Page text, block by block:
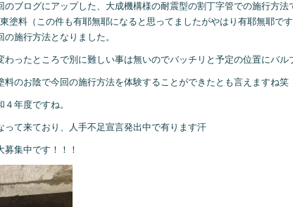
のブログにアップした、大成機構様の耐震型の割丁字管での施行方
塗料（この件も有耶無耶になると思ってましたがやはり有耶無耶で
施行方法となりました。
わったところで別に難しい事は無いのでバッチリと予定の位置にバル
料のお陰で今回の施行方法を体験することができたとも言えますね笑
年度ですね。
って来ており、人手不足宣言発出中で有ります汗
募集中です！！！